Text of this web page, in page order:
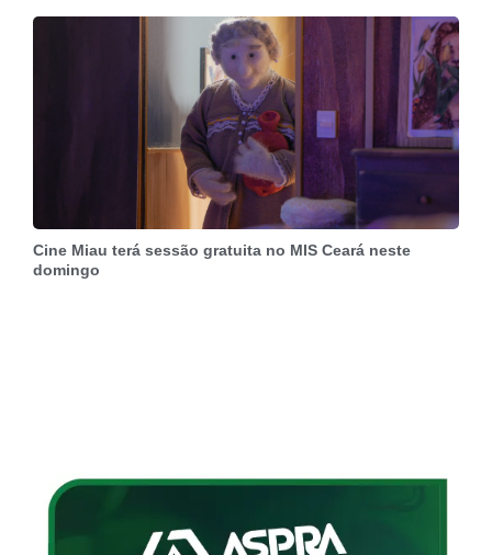
Cine Miau terá sessão gratuita no MIS Ceará neste
domingo